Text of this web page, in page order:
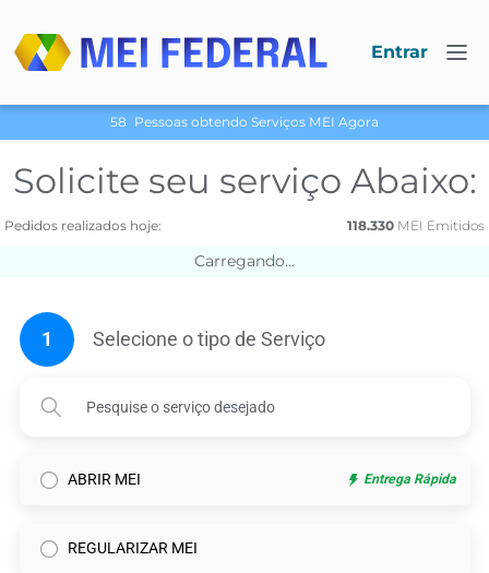
Entrar
58 Pessoas obtendo Serviços МЕI Agora
Solicite seu serviço Abaixo:
Pedidos realizados hoje: 118.330МЕI Emitidos
Carregando...
1 Selecione o tipo de Serviço
ABRIR MEI Entrega Rápida
REGULARIZAR MEI